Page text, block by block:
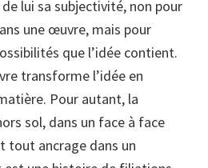
lui sa subjectivité, non pour
une œuvre, mais pour
que l’idée contient.
transforme l’idée en
Pour autant, la
sol, dans un face à face
tout ancrage dans un